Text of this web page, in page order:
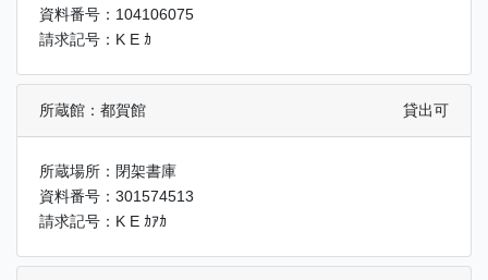
資料番号：104106075
請求記号：K E ｶ
所蔵館：都賀館 貸出可
所蔵場所：閉架書庫
資料番号：301574513
請求記号：K E ｶｱｶ